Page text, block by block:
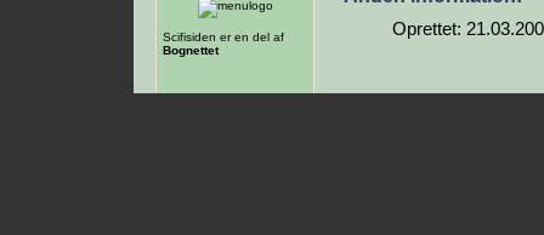
Scifisiden er en del af
Bognettet
Oprettet: